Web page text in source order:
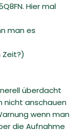
Hier mal
man es
überdacht
nicht anschauen
wenn man
die Aufnahme